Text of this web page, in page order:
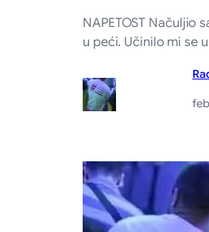
NAPETOST Načuljio
u peći. Učinilo mi se